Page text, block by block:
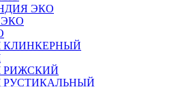
ЭКО
КЛИНКЕРНЫЙ
РИЖСКИЙ
РУСТИКАЛЬНЫЙ